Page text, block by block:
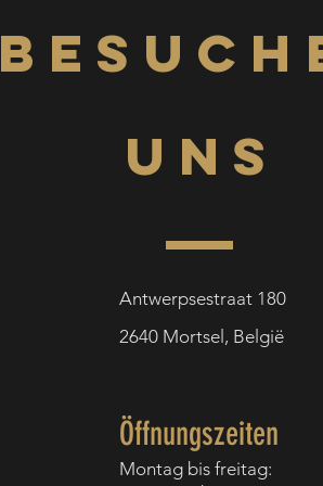
UNS
Antwerpsestraat 180
2640 Mortsel, België
Öffnungszeiten
Montag bis freitag: